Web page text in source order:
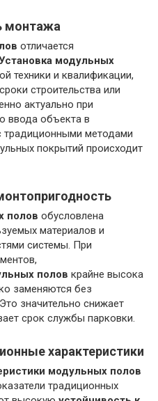
монтажа
отличается
модульных
техники и квалификации,
строительства или
актуально при
ввода объекта в
традиционными методами
покрытий происходит
полов обусловлена
материалов и
системы. При
полов крайне высока
заменяются без
значительно снижает
срок службы парковки.
характеристики
модульных полов
традиционных